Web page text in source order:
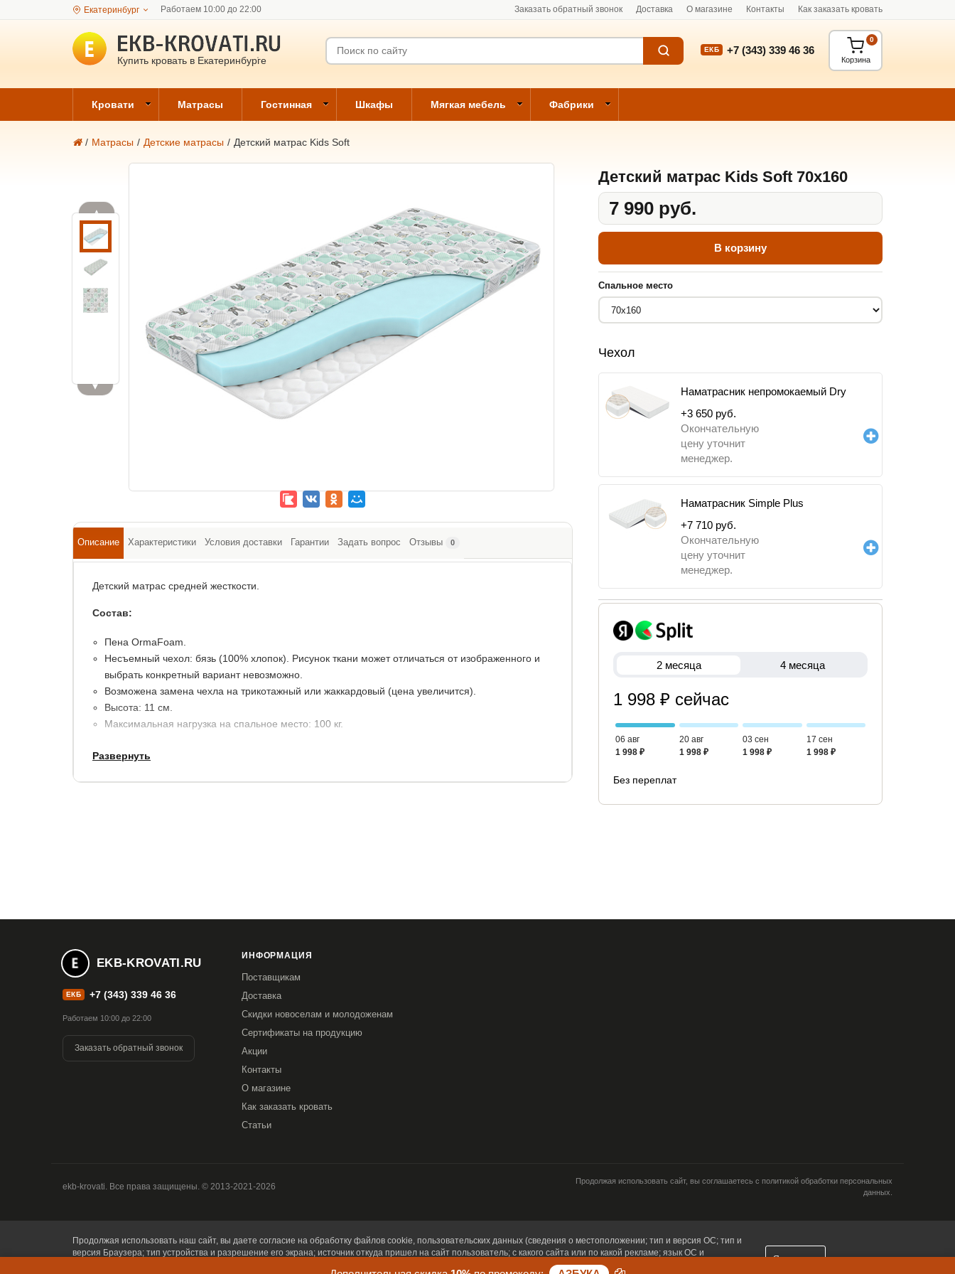
Екатеринбург Работаем 10:00 до 22:00 Заказать обратный звонок Доставка О магазине Контакты Как заказать кровать
Купить кровать в Екатеринбурге
ЕКБ +7 (343) 339 46 36
Корзина
0
Кровати Матрасы Гостинная Шкафы Мягкая мебель Фабрики
/ Матрасы / Детские матрасы / Детский матрас Kids Soft
▲
▼
Детский матрас Kids Soft 70x160
7 990 руб.
В корзину
Спальное место
Чехол
Наматрасник непромокаемый Dry
+3 650 руб.
Окончательную
цену уточнит
менеджер.
Наматрасник Simple Plus
+7 710 руб.
Окончательную
цену уточнит
менеджер.
2 месяца 4 месяца
1 998 ₽ сейчас
06 авг
1 998 ₽
20 авг
1 998 ₽
03 сен
1 998 ₽
17 сен
1 998 ₽
Без переплат
Описание Характеристики Условия доставки Гарантии Задать вопрос Отзывы 0
Детский матрас средней жесткости.
Состав:
Пена OrmaFoam.
Несъемный чехол: бязь (100% хлопок). Рисунок ткани может отличаться от изображенного и
выбрать конкретный вариант невозможно.
Возможена замена чехла на трикотажный или жаккардовый (цена увеличится).
Высота: 11 см.
Максимальная нагрузка на спальное место: 100 кг.
Развернуть
EKB-KROVATI.RU
ЕКБ +7 (343) 339 46 36
Работаем 10:00 до 22:00
Заказать обратный звонок
ИНФОРМАЦИЯ
Поставщикам
Доставка
Скидки новоселам и молодоженам
Сертификаты на продукцию
Акции
Контакты
О магазине
Как заказать кровать
Статьи
ekb-krovati. Все права защищены. © 2013-2021-2026
Продолжая использовать сайт, вы соглашаетесь с политикой обработки персональных
данных.
Продолжая использовать наш сайт, вы даете согласие на обработку файлов cookie, пользовательских данных (сведения о местоположении; тип и версия ОС; тип и
версия Браузера; тип устройства и разрешение его экрана; источник откуда пришел на сайт пользователь; с какого сайта или по какой рекламе; язык ОС и
Браузера; какие страницы открывает и на какие кнопки нажимает пользователь; ip-адрес) в целях функционирования сайта, проведения ретаргетинга и
Я согласен